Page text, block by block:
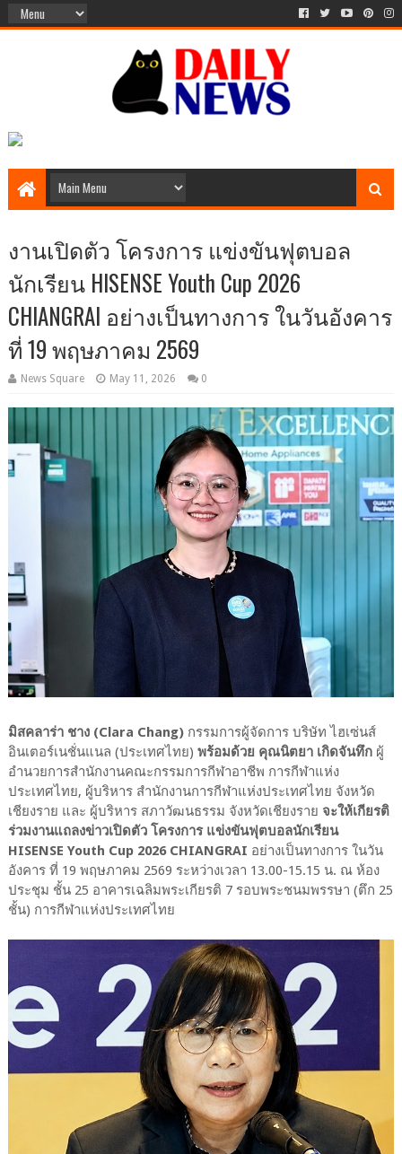
งานเปิดตัว โครงการ แข่งขันฟุตบอล
นักเรียน HISENSE Youth Cup 2026
CHIANGRAI อย่างเป็นทางการ ในวันอังคาร
ที่ 19 พฤษภาคม 2569
News Square May 11, 2026 0
มิสคลาร่า ชาง (Clara Chang)กรรมการผู้จัดการ บริษัท ไฮเซ่นส์
อินเตอร์เนชั่นแนล (ประเทศไทย) พร้อมด้วย คุณนิตยา เกิดจันทึกผู้
อำนวยการสำนักงานคณะกรรมการกีฬาอาชีพ การกีฬาแห่ง
ประเทศไทย, ผู้บริหาร สำนักงานการกีฬาแห่งประเทศไทย จังหวัด
เชียงราย และ ผู้บริหาร สภาวัฒนธรรม จังหวัดเชียงราย จะให้เกียรติ
ร่วมงานแถลงข่าวเปิดตัว โครงการ แข่งขันฟุตบอลนักเรียน
HISENSE Youth Cup 2026 CHIANGRAI อย่างเป็นทางการ ในวัน
อังคาร ที่ 19 พฤษภาคม 2569 ระหว่างเวลา 13.00-15.15 น. ณ​ ห้อง
ประชุม​ ชั้น​ 25​ อาคารเฉลิมพระเกียรติ 7 รอบพระชนมพรรษา (ตึก 25
ชั้น) การกี​ฬ​า​แห่ง​ประเทศไทย​